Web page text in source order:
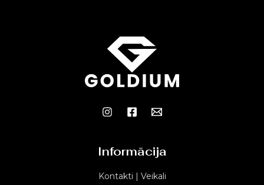
Informācija
Kontakti | Veikali